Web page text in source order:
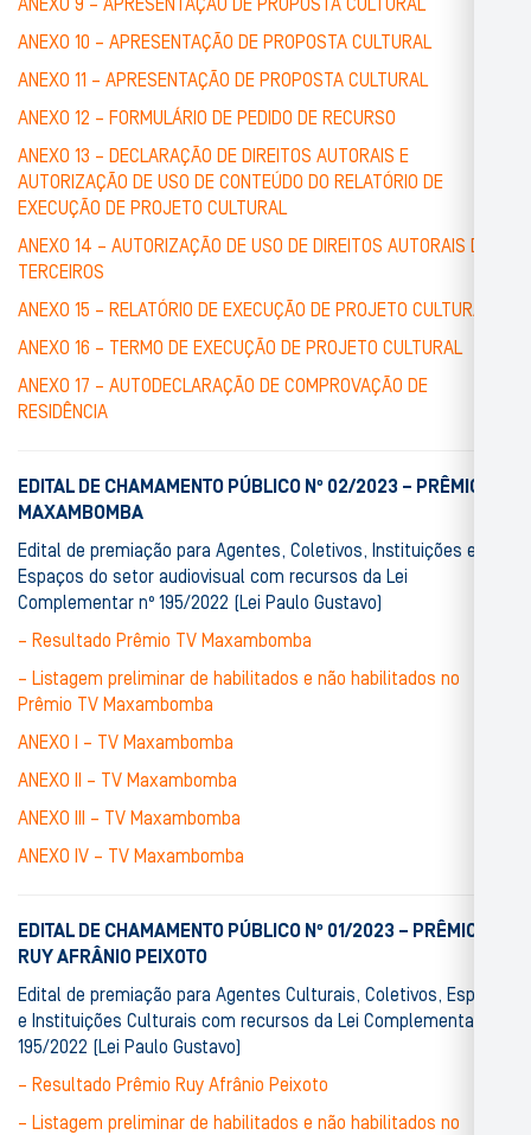
ANEXO 9 – APRESENTAÇÃO DE PROPOSTA CULTURAL
ANEXO 10 – APRESENTAÇÃO DE PROPOSTA CULTURAL
ANEXO 11 – APRESENTAÇÃO DE PROPOSTA CULTURAL
ANEXO 12 – FORMULÁRIO DE PEDIDO DE RECURSO
ANEXO 13 – DECLARAÇÃO DE DIREITOS AUTORAIS E
AUTORIZAÇÃO DE USO DE CONTEÚDO DO RELATÓRIO DE
EXECUÇÃO DE PROJETO CULTURAL
ANEXO 14 – AUTORIZAÇÃO DE USO DE DIREITOS AUTORAIS DE
TERCEIROS
ANEXO 15 – RELATÓRIO DE EXECUÇÃO DE PROJETO CULTURAL
ANEXO 16 – TERMO DE EXECUÇÃO DE PROJETO CULTURAL
ANEXO 17 – AUTODECLARAÇÃO DE COMPROVAÇÃO DE
RESIDÊNCIA
EDITAL DE CHAMAMENTO PÚBLICO Nº 02/2023 – PRÊMIO TV
MAXAMBOMBA
Edital de premiação para Agentes, Coletivos, Instituições e
Espaços do setor audiovisual com recursos da Lei
Complementar nº 195/2022 (Lei Paulo Gustavo)
– Resultado Prêmio TV Maxambomba
– Listagem preliminar de habilitados e não habilitados no
Prêmio TV Maxambomba
ANEXO I – TV Maxambomba
ANEXO II – TV Maxambomba
ANEXO III – TV Maxambomba
ANEXO IV – TV Maxambomba
EDITAL DE CHAMAMENTO PÚBLICO Nº 01/2023 – PRÊMIO
RUY AFRÂNIO PEIXOTO
Edital de premiação para Agentes Culturais, Coletivos, Espaços
e Instituições Culturais com recursos da Lei Complementar nº
195/2022 (Lei Paulo Gustavo)
– Resultado Prêmio Ruy Afrânio Peixoto
– Listagem preliminar de habilitados e não habilitados no